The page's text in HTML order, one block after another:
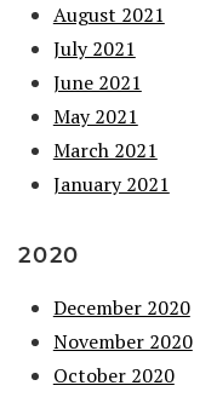
August 2021
July 2021
June 2021
May 2021
March 2021
January 2021
2020
December 2020
November 2020
October 2020